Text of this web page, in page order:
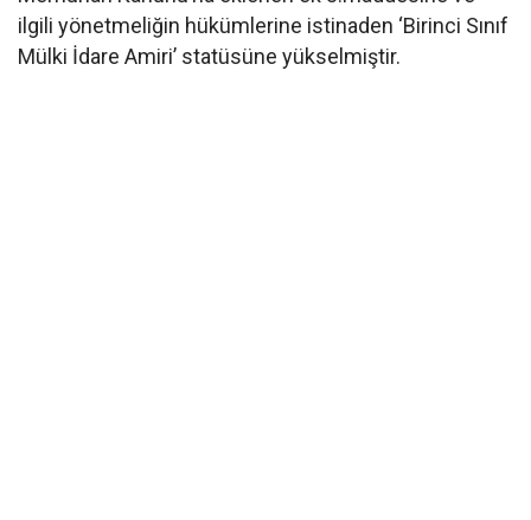
ilgili yönetmeliğin hükümlerine istinaden ‘Birinci Sınıf
Mülki İdare Amiri’ statüsüne yükselmiştir.